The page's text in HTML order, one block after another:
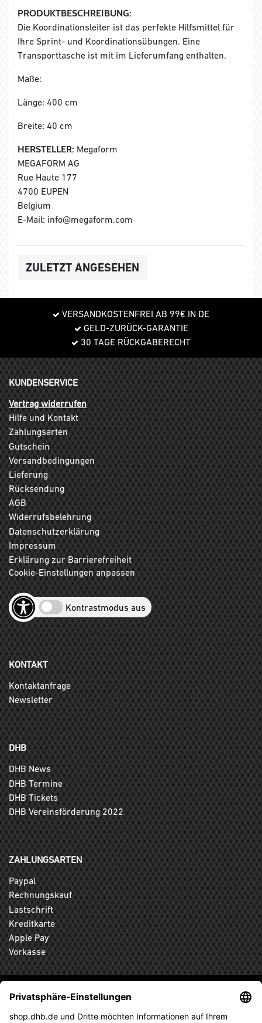
PRODUKTBESCHREIBUNG:
Die Koordinationsleiter ist das perfekte Hilfsmittel für
Ihre Sprint- und Koordinationsübungen. Eine
Transporttasche ist mit im Lieferumfang enthalten.
Maße:
Länge: 400 cm
Breite: 40 cm
HERSTELLER: Megaform
MEGAFORM AG
Rue Haute 177
4700 EUPEN
Belgium
E-Mail: info@megaform.com
ZULETZT ANGESEHEN
VERSANDKOSTENFREI AB 99€ IN DE
GELD-ZURÜCK-GARANTIE
30 TAGE RÜCKGABERECHT
KUNDENSERVICE
Vertrag widerrufen
Hilfe und Kontakt
Zahlungsarten
Gutschein
Versandbedingungen
Lieferung
Rücksendung
AGB
Widerrufsbelehrung
Datenschutzerklärung
Impressum
Erklärung zur Barrierefreiheit
Cookie-Einstellungen anpassen
Kontrastmodus aus
KONTAKT
Kontaktanfrage
Newsletter
DHB
DHB News
DHB Termine
DHB Tickets
DHB Vereinsförderung 2022
ZAHLUNGSARTEN
Paypal
Rechnungskauf
Lastschrift
Kreditkarte
Apple Pay
Vorkasse
ABONNIEREN SIE DEN KOSTENLOSEN DHB-FANSHOP
NEWSLETTER UND VERPASSEN SIE KEINE NEUIGKEIT ODER
AKTION MEHR.